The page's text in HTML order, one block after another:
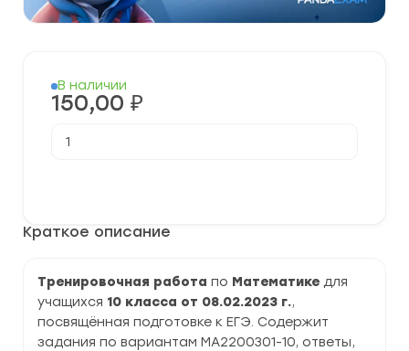
Краткое описание
Тренировочная работа по Математике для
учащихся 10 класса от 08.02.2023 г.,
посвящённая подготовке к ЕГЭ. Содержит
задания по вариантам МА2200301-10, ответы,
В наличии
150,00 ₽
товара
Математике
(МА2200301-
10)
задания
и
ответы